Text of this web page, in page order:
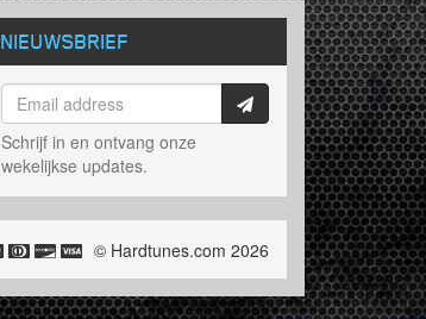
NIEUWSBRIEF
Schrijf in en ontvang onze
wekelijkse updates.
© Hardtunes.com 2026